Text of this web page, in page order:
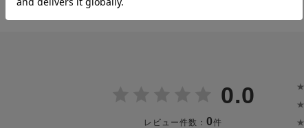
0.0
レビュー件数： 0件
★
★
★